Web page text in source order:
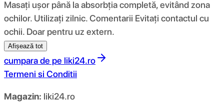
Masați ușor până la absorbția completă, evitând zona
ochilor. Utilizați zilnic. Comentarii Evitați contactul cu
ochii. Doar pentru uz extern.
Afișează tot
cumpara de pe liki24.ro
Termeni si Conditii
Magazin: liki24.ro